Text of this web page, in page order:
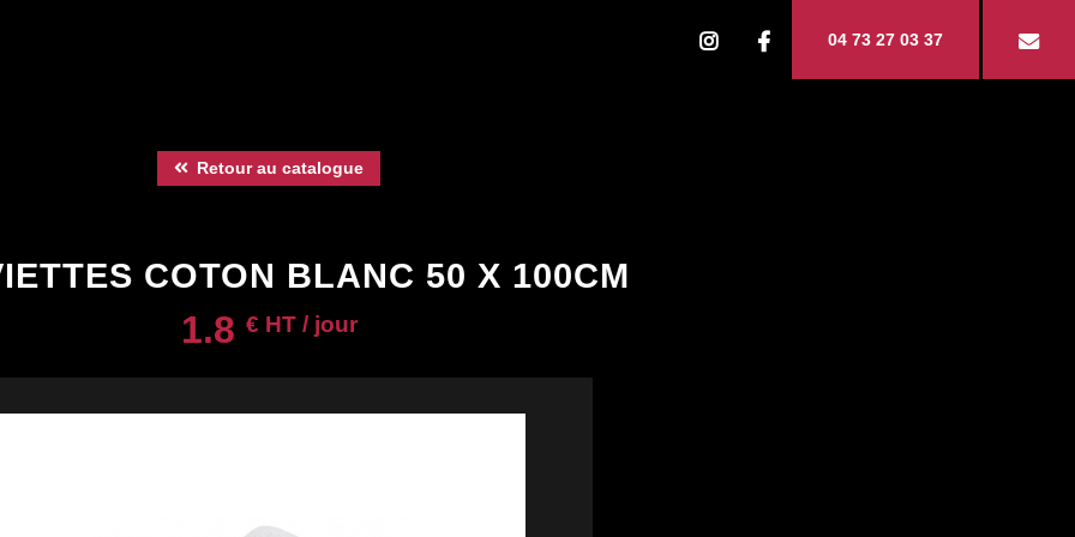
04 73 27 03 37
Retour au catalogue
COTON BLANC 50 X 100CM
1.8 € HT / jour